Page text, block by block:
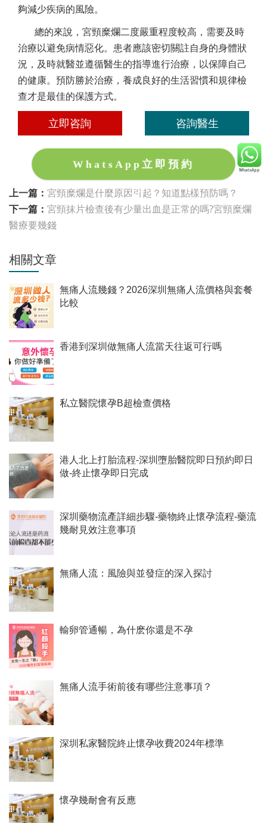
夠減少疾病的風險。
總的來說，宮頸糜爛二度嚴重程度較高，需要及時
治療以避免病情惡化。患者應該密切關註自身的身體狀
況，及時就醫並遵循醫生的指導進行治療，以保障自己
的健康。預防勝於治療，養成良好的生活習慣和規律檢
查才是最佳的保護方式。
立即咨詢 咨詢醫生
WhatsApp立即預約
上一篇： 宮頸糜爛是什麼原因引起？知道點樣預防嗎？
下一篇： 宮頸抹片檢查後有少量出血是正常的嗎?宮頸糜爛
醫療要幾錢
相關文章
無痛人流幾錢？2026深圳無痛人流價格與套餐
比較
香港到深圳做無痛人流當天往返可行嗎
私立醫院懷孕B超檢查價格
港人北上打胎流程-深圳墮胎醫院即日預約即日
做-終止懷孕即日完成
深圳藥物流產詳細步驟-藥物終止懷孕流程-藥流
幾耐見效注意事項
無痛人流：風險與並發症的深入探討
輸卵管通暢，為什麽你還是不孕
無痛人流手術前後有哪些注意事項？
深圳私家醫院終止懷孕收費2024年標準
懷孕幾耐會有反應